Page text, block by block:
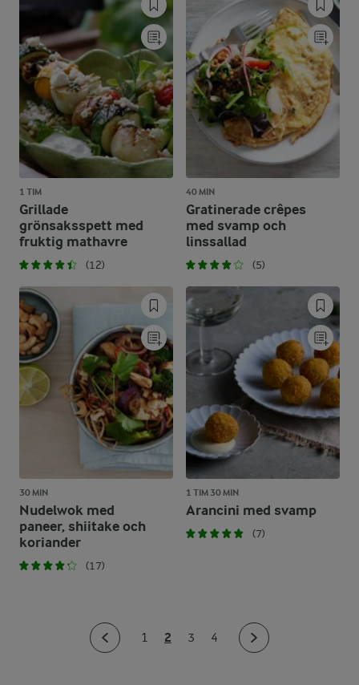
1 TIM
Grillade
grönsaksspett med
fruktig mathavre
(12)
40 MIN
Gratinerade crêpes
med svamp och
linssallad
(5)
30 MIN
Nudelwok med
paneer, shiitake och
koriander
(17)
1 TIM 30 MIN
Arancini med svamp
(7)
1 2 3 4